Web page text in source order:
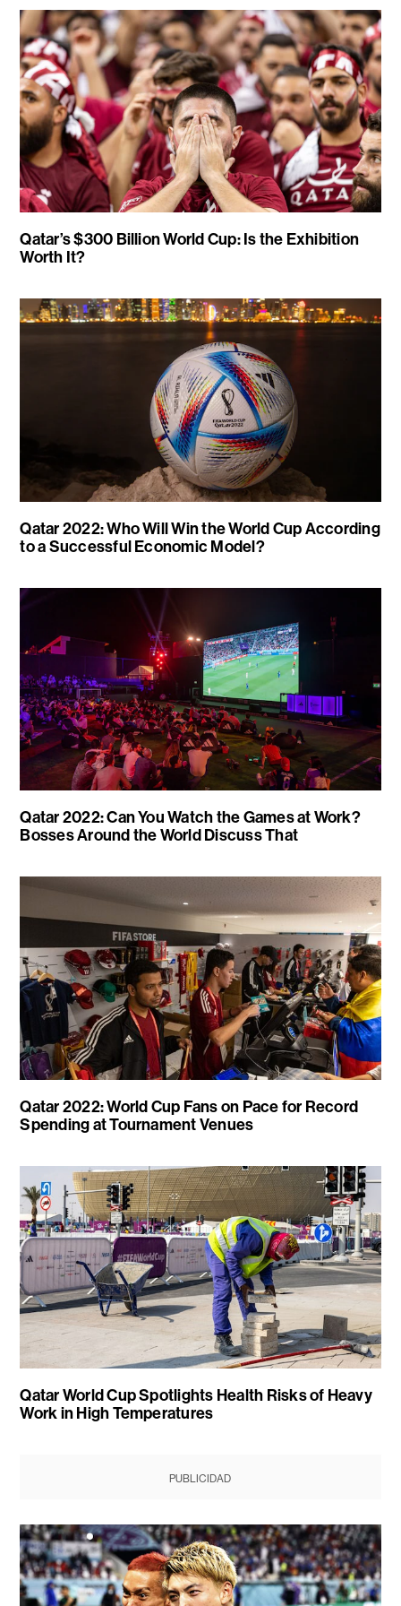
Qatar’s $300 Billion World Cup: Is the Exhibition
Worth It?
Qatar 2022: Who Will Win the World Cup According
to a Successful Economic Model?
Qatar 2022: Can You Watch the Games at Work?
Bosses Around the World Discuss That
Qatar 2022: World Cup Fans on Pace for Record
Spending at Tournament Venues
Qatar World Cup Spotlights Health Risks of Heavy
Work in High Temperatures
PUBLICIDAD